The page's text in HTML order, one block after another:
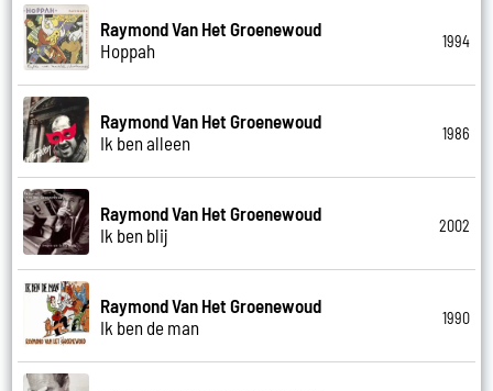
Raymond Van Het Groenewoud
Hoppah
1994
Raymond Van Het Groenewoud
Ik ben alleen
1986
Raymond Van Het Groenewoud
Ik ben blij
2002
Raymond Van Het Groenewoud
Ik ben de man
1990